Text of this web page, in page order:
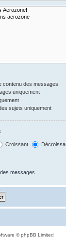
contenu des messages
uniquement
sujets uniquement
Croissant
messages
© phpBB Limited